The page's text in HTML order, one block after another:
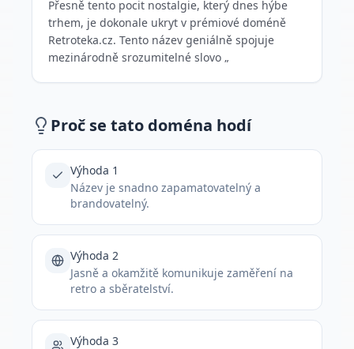
Přesně tento pocit nostalgie, který dnes hýbe
trhem, je dokonale ukryt v prémiové doméně
Retroteka.cz. Tento název geniálně spojuje
mezinárodně srozumitelné slovo „
Proč se tato doména hodí
Výhoda 1
Název je snadno zapamatovatelný a
brandovatelný.
Výhoda 2
Jasně a okamžitě komunikuje zaměření na
retro a sběratelství.
Výhoda 3